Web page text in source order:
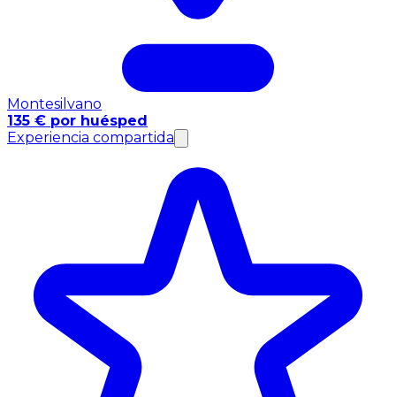
Montesilvano
135 € por huésped
Experiencia compartida